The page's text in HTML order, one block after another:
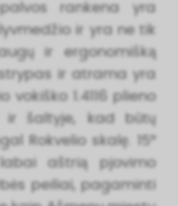
rankena yra
ir yra ne tik
ir ergonomišką
strypas ir atrama yra
1.4116 plieno
ir šaltyje, kad būtų
Rokvelio skalę. 15°
aštrią pjovimo
peiliai, pagaminti